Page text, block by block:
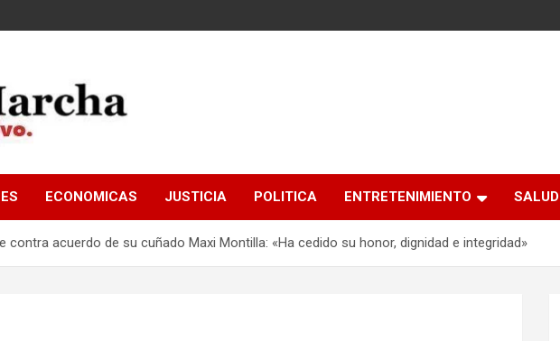
ECONOMICAS JUSTICIA POLITICA ENTRETENIMIENTO SALUD
contra acuerdo de su cuñado Maxi Montilla: «Ha cedido su honor, dignidad e integridad»